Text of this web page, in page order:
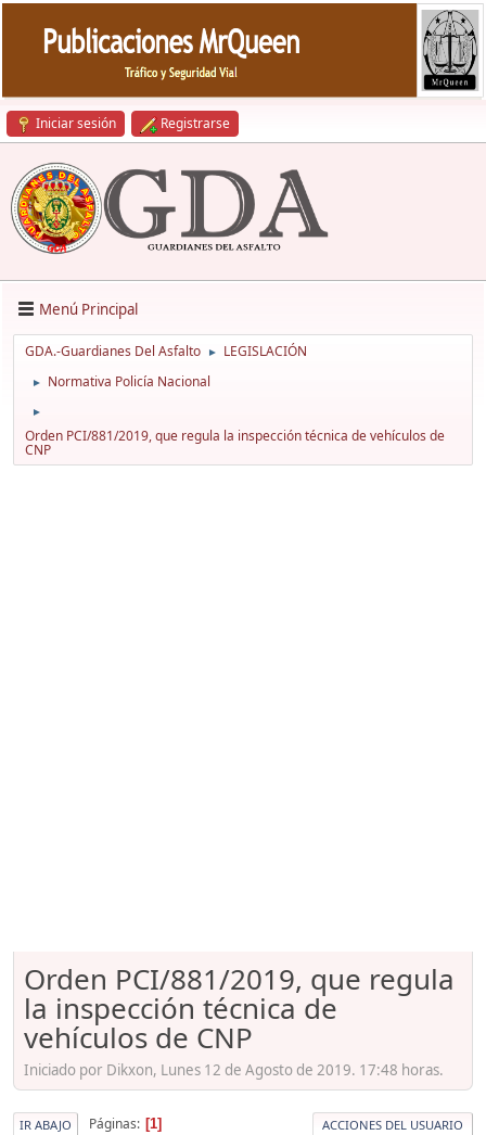
Iniciar sesión Registrarse
Menú Principal
GDA.-Guardianes Del Asfalto ► LEGISLACIÓN
► Normativa Policía Nacional
►
Orden PCI/881/2019, que regula la inspección técnica de vehículos de
CNP
Orden PCI/881/2019, que regula
la inspección técnica de
vehículos de CNP
Iniciado por Dikxon, Lunes 12 de Agosto de 2019. 17:48 horas.
IR ABAJO Páginas 1 ACCIONES DEL USUARIO